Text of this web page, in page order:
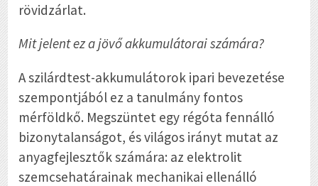
rövidzárlat.
Mit jelent ez a jövő akkumulátorai számára?
A szilárdtest-akkumulátorok ipari bevezetése
szempontjából ez a tanulmány fontos
mérföldkő. Megszüntet egy régóta fennálló
bizonytalanságot, és világos irányt mutat az
anyagfejlesztők számára: az elektrolit
szemcsehatárainak mechanikai ellenálló